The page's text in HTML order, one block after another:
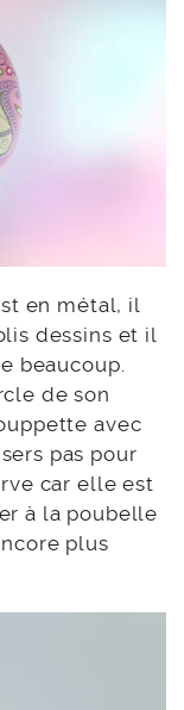
en métal, il
dessins et il
beaucoup.
de son
avec
pas pour
car elle est
à la poubelle
plus